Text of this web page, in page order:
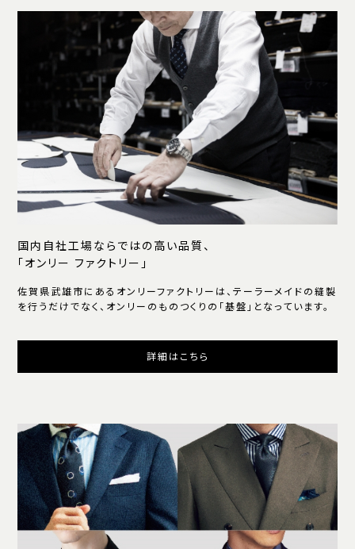
国内自社工場ならではの高い品質、
「オンリー ファクトリー」
佐賀県武雄市にあるオンリーファクトリーは、テーラーメイドの縫製
を行うだけでなく、オンリーのものつくりの「基盤」となっています。
詳細はこちら